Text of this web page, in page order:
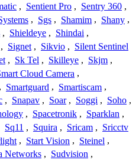
, Sentient Pro , Sentry 360 ,
, Sgs , Shamim , Shany ,
, Shieldeye , Shindai ,
, Signet , Sikvio , Silent Sentinel
, Sk Tel , Skilleye , Skjm ,
Cloud Camera ,
, Smartguard , Smartiscam ,
, Snapav , Soar , Soggi , Soho ,
, Spacetronik , Sparklan ,
Sq11 , Squira , Sricam , Sricctv
, Start Vision , Steinel ,
Networks , Sudvision ,